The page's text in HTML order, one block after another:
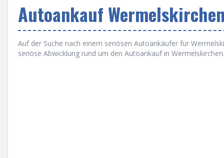
Autoankauf
Auf der Suche nach einem seriösen Autoankäufer für
seriöse Abwicklung rund um den Autoankauf in Wermelskirchen.